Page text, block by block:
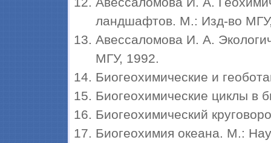
ландшафтов. М.: Изд-во
Авессаломова И. А.
МГУ, 1992.
Биогеохимические и
Биогеохимические циклы в
Биогеохимический
Биогеохимия океана. М.: